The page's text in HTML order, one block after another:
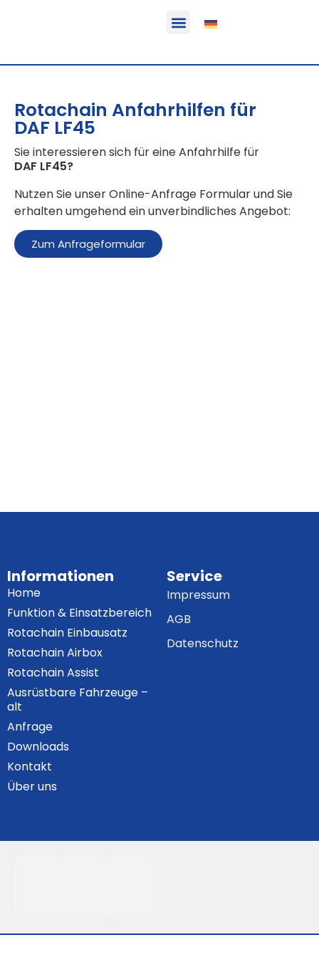
Rotachain Anfahrhilfen für
DAF LF45
Sie interessieren sich für eine Anfahrhilfe für
DAF LF45?
Nutzen Sie unser Online-Anfrage Formular und Sie
erhalten umgehend ein unverbindliches Angebot:
Zum Anfrageformular
Informationen
Home
Funktion & Einsatzbereich
Rotachain Einbausatz
Rotachain Airbox
Rotachain Assist
Ausrüstbare Fahrzeuge –
alt
Anfrage
Downloads
Kontakt
Über uns
Service
Impressum
AGB
Datenschutz